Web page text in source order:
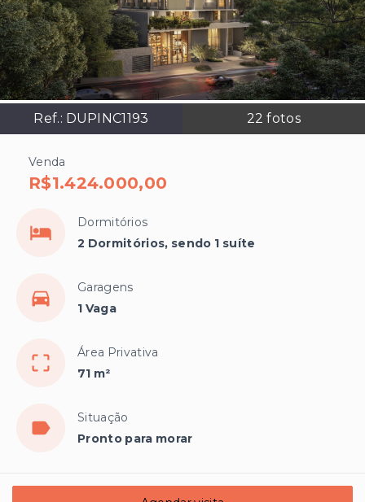
Ref.: DUPINC1193 22 fotos
Venda
R$1.424.000,00
Dormitórios
2 Dormitórios, sendo 1 suíte
Garagens
1 Vaga
Área Privativa
71 m²
Situação
Pronto para morar